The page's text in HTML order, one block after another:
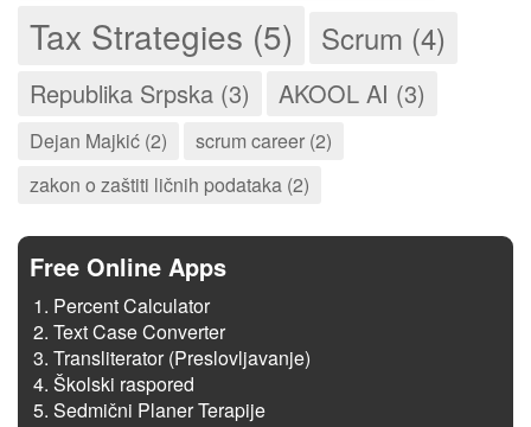
Tax Strategies (5) Scrum (4)
Republika Srpska (3) AKOOL AI (3)
Dejan Majkić (2)
scrum career (2)
zakon o zaštiti ličnih podataka (2)
Free Online Apps
Percent Calculator
Text Case Converter
Transliterator (Preslovljavanje)
Školski raspored
Sedmični Planer Terapije